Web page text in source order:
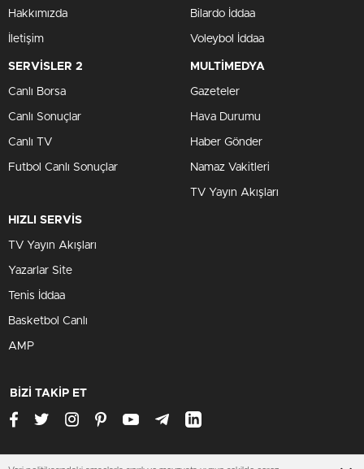
Hakkımızda
İletişim
Bilardo İddaa
Voleybol İddaa
SERVİSLER 2
Canlı Borsa
Canlı Sonuçlar
Canlı TV
Futbol Canlı Sonuçlar
MULTİMEDYA
Gazeteler
Hava Durumu
Haber Gönder
Namaz Vakitleri
TV Yayın Akışları
HIZLI SERVİS
TV Yayın Akışları
Yazarlar Site
Tenis İddaa
Basketbol Canlı
AMP
BİZİ TAKİP ET